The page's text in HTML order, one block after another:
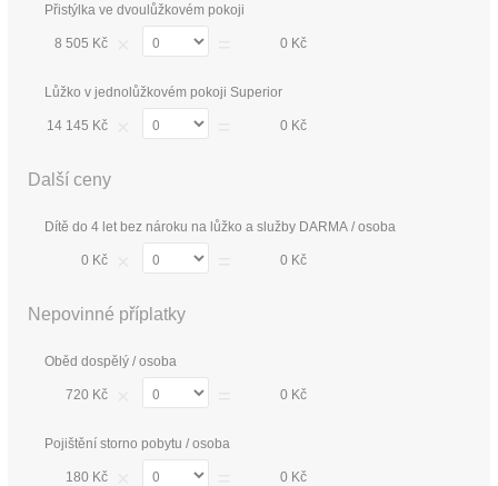
Přistýlka ve dvoulůžkovém pokoji
8 505 Kč 0 Kč
Lůžko v jednolůžkovém pokoji Superior
14 145 Kč 0 Kč
Další ceny
Dítě do 4 let bez nároku na lůžko a služby DARMA / osoba
0 Kč 0 Kč
Nepovinné příplatky
Oběd dospělý / osoba
720 Kč 0 Kč
Pojištění storno pobytu / osoba
180 Kč 0 Kč